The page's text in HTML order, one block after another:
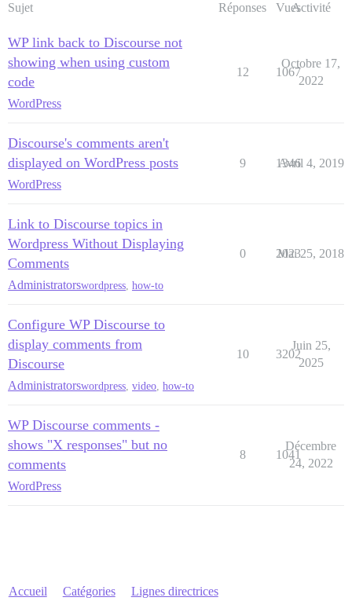
Sujet Réponses VuesActivité
WP link back to Discourse not
showing when using custom
code
WordPress
12 1067
Octobre 17,
2022
Discourse's comments aren't
displayed on WordPress posts
WordPress
9 1346
Avril 4, 2019
Link to Discourse topics in
Wordpress Without Displaying
Comments
Administratorswordpress how-to
0 2023
Mai 25, 2018
Configure WP Discourse to
display comments from
Discourse
Administratorswordpress video how-to
10 3202
Juin 25,
2025
WP Discourse comments -
shows "X responses" but no
comments
WordPress
8 1041
Décembre
24, 2022
Accueil Catégories Lignes directrices